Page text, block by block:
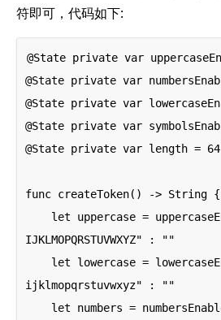
符即可，代码如下:
@State private var
@State private var
@State private var
@State private var
@State private var length = 64
func createToken() -> String {
IJKLMOPQRSTUVWXYZ" : ""
ijklmopqrstuvwxyz" : ""